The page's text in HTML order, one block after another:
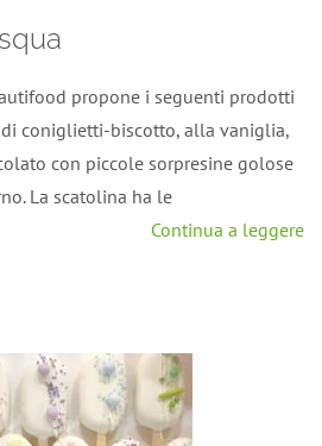
propone i seguenti prodotti
coniglietti-biscotto, alla vaniglia,
con piccole sorpresine golose
La scatolina ha le
Continua a leggere